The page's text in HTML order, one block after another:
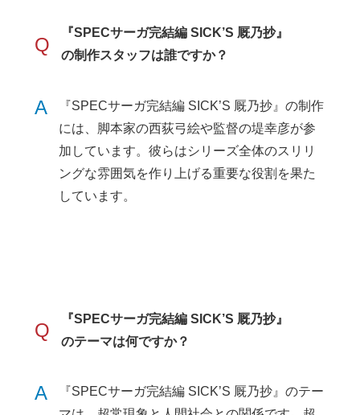
Q
『SPECサーガ完結編 SICK’S 厩乃抄』
の制作スタッフは誰ですか？
A
『SPECサーガ完結編 SICK’S 厩乃抄』の制作
には、脚本家の西荻弓絵や監督の堤幸彦が参
加しています。彼らはシリーズ全体のスリリ
ングな雰囲気を作り上げる重要な役割を果た
しています。
Q
『SPECサーガ完結編 SICK’S 厩乃抄』
のテーマは何ですか？
A
『SPECサーガ完結編 SICK’S 厩乃抄』のテー